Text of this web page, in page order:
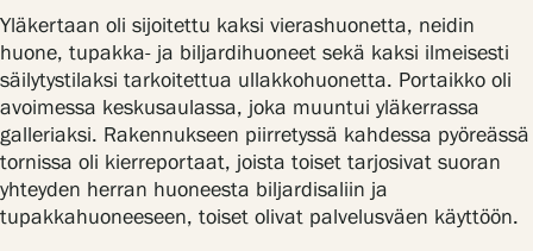
Yläkertaan oli sijoitettu kaksi vierashuonetta, neidin
huone, tupakka- ja biljardihuoneet sekä kaksi ilmeisesti
säilytystilaksi tarkoitettua ullakkohuonetta. Portaikko oli
avoimessa keskusaulassa, joka muuntui yläkerrassa
galleriaksi. Rakennukseen piirretyssä kahdessa pyöreässä
tornissa oli kierreportaat, joista toiset tarjosivat suoran
yhteyden herran huoneesta biljardisaliin ja
tupakkahuoneeseen, toiset olivat palvelusväen käyttöön.